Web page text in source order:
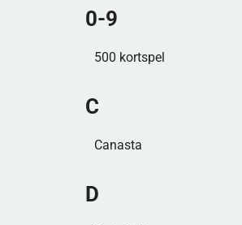
0-9
500 kortspel
C
Canasta
D